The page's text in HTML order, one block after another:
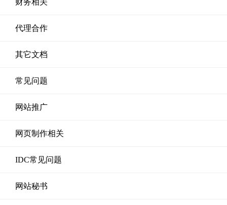
财务相关
代理合作
其它文档
常见问题
网站推广
网页制作相关
IDC常见问题
网站秘书